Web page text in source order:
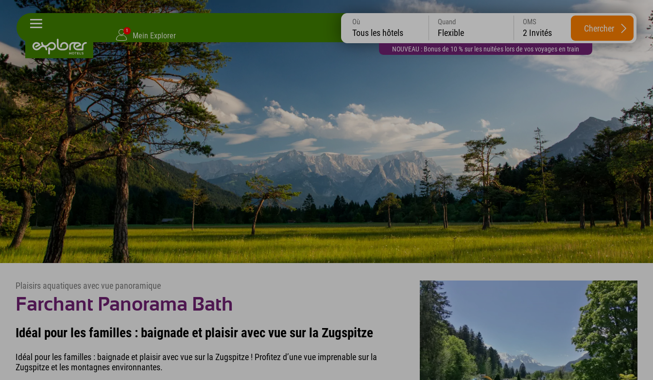
1
Mein Explorer
NOUVEAU : Bonus de 10 % sur les nuitées lors de vos voyages en train
Où
Tous les hôtels
Quand
Flexible
OMS
2 Invités Chercher
Plaisirs aquatiques avec vue panoramique
Farchant Panorama Bath
Idéal pour les familles : baignade et plaisir avec vue sur la Zugspitze
Idéal pour les familles : baignade et plaisir avec vue sur la Zugspitze ! Profitez d’une vue imprenable sur la
Zugspitze et les montagnes environnantes.